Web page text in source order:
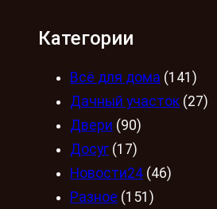
Категории
Всё для дома (141)
Дачный участок (27)
Двери (90)
Досуг (17)
Новости24 (46)
Разное (151)